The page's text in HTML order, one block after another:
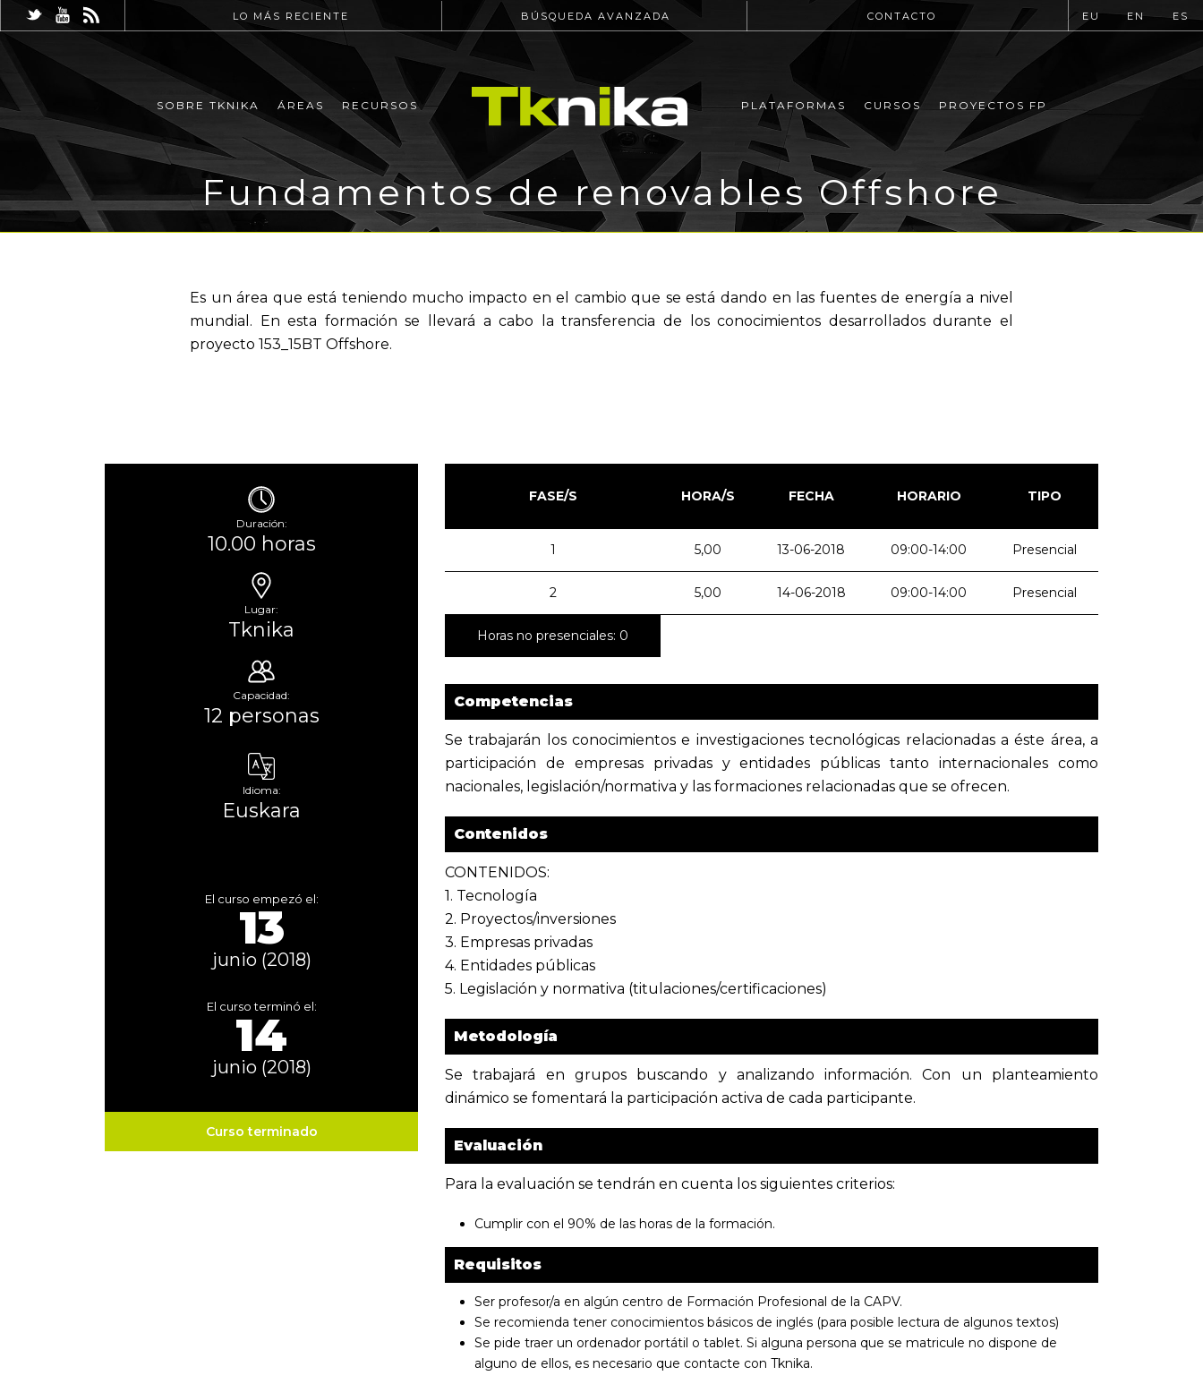
LO MÁS RECIENTE BÚSQUEDA AVANZADA CONTACTO EU EN ES
SOBRE TKNIKA ÁREAS RECURSOS PLATAFORMAS CURSOS PROYECTOS FP
Fundamentos de renovables Offshore
Es un área que está teniendo mucho impacto en el cambio que se está dando en las fuentes de energía a nivel
mundial. En esta formación se llevará a cabo la transferencia de los conocimientos desarrollados durante el
proyecto 153_15BT Offshore.
Duración:
10.00 horas
Lugar:
Tknika
Capacidad:
12 personas
Idioma:
Euskara
El curso empezó el:
13
junio (2018)
El curso terminó el:
14
junio (2018)
Curso terminado
FASE/S HORA/S FECHA HORARIO TIPO
1 5,00 13-06-2018 09:00-14:00 Presencial
2 5,00 14-06-2018 09:00-14:00 Presencial
Horas no presenciales: 0
Competencias
Se trabajarán los conocimientos e investigaciones tecnológicas relacionadas a éste área, a
participación de empresas privadas y entidades públicas tanto internacionales como
nacionales, legislación/normativa y las formaciones relacionadas que se ofrecen.
Contenidos
CONTENIDOS:
1. Tecnología
2. Proyectos/inversiones
3. Empresas privadas
4. Entidades públicas
5. Legislación y normativa (titulaciones/certificaciones)
Metodología
Se trabajará en grupos buscando y analizando información. Con un planteamiento
dinámico se fomentará la participación activa de cada participante.
Evaluación
Para la evaluación se tendrán en cuenta los siguientes criterios:
Cumplir con el 90% de las horas de la formación.
Requisitos
Ser profesor/a en algún centro de Formación Profesional de la CAPV.
Se recomienda tener conocimientos básicos de inglés (para posible lectura de algunos textos)
Se pide traer un ordenador portátil o tablet. Si alguna persona que se matricule no dispone de
alguno de ellos, es necesario que contacte con Tknika.